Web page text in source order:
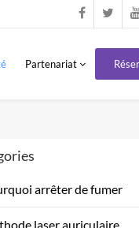
Partenariat
arrêter de fumer
laser auriculaire